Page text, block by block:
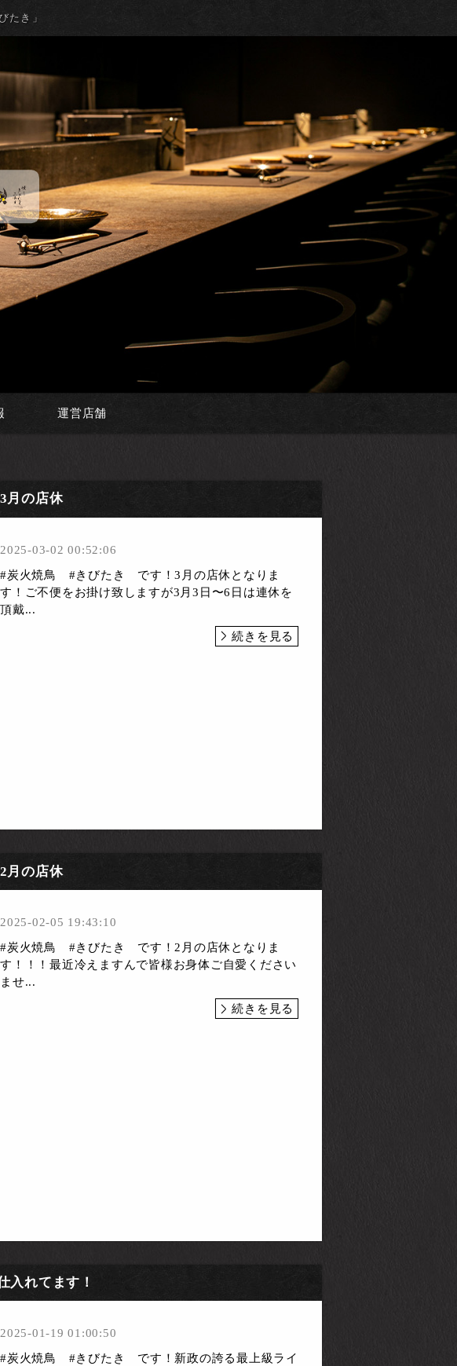
たき」
運営店舗
3月の店休
2025-03-02 00:52:06
#炭火焼鳥 #きびたき です！3月の店休となりま
す！ご不便をお掛け致しますが3月3日〜6日は連休を
頂戴...
続きを見る
2月の店休
2025-02-05 19:43:10
#炭火焼鳥 #きびたき です！2月の店休となりま
す！！！最近冷えますんで皆様お身体ご自愛ください
ませ...
続きを見る
入れてます！
2025-01-19 01:00:50
#炭火焼鳥 #きびたき です！新政の誇る最上級ライ